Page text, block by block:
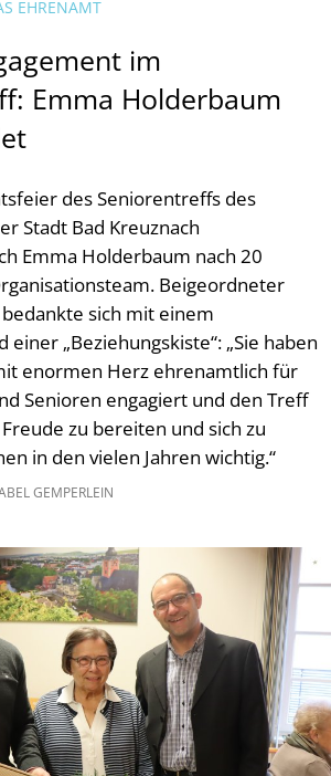
EHRENAMT
im
Emma Holderbaum
des Seniorentreffs des
Stadt Bad Kreuznach
Emma Holderbaum nach 20
Beigeordneter
sich mit einem
„Beziehungskiste“: „Sie haben
enormen Herz ehrenamtlich für
Senioren engagiert und den Treff
zu bereiten und sich zu
in den vielen Jahren wichtig.“
GEMPERLEIN